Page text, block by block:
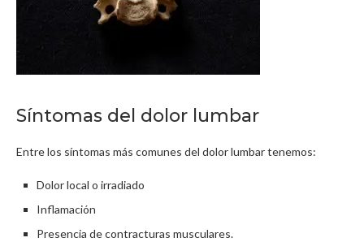
Síntomas del dolor lumbar
Entre los síntomas más comunes del dolor lumbar tenemos:
Dolor local o irradiado
Inflamación
Presencia de contracturas musculares.